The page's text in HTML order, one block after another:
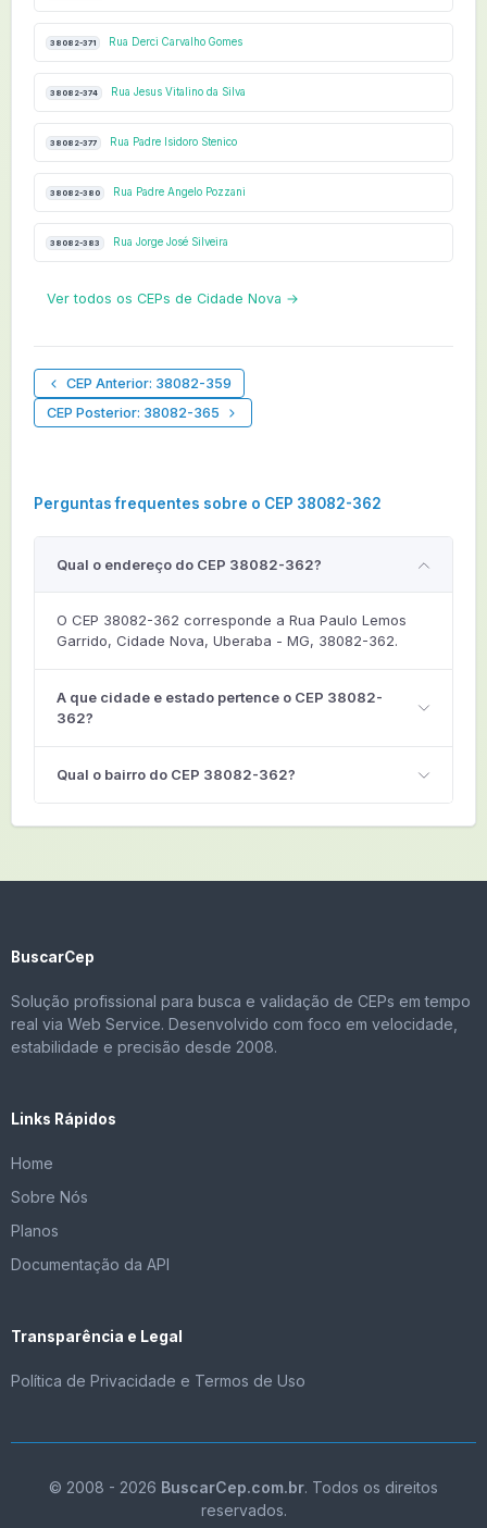
38082-371 Rua Derci Carvalho Gomes
38082-374 Rua Jesus Vitalino da Silva
38082-377 Rua Padre Isidoro Stenico
38082-380 Rua Padre Angelo Pozzani
38082-383 Rua Jorge José Silveira
Ver todos os CEPs de Cidade Nova →
CEP Anterior: 38082-359
CEP Posterior: 38082-365
Perguntas frequentes sobre o CEP 38082-362
Qual o endereço do CEP 38082-362?
O CEP 38082-362 corresponde a Rua Paulo Lemos
Garrido, Cidade Nova, Uberaba - MG, 38082-362.
A que cidade e estado pertence o CEP 38082-
362?
Qual o bairro do CEP 38082-362?
BuscarCep
Solução profissional para busca e validação de CEPs em tempo
real via Web Service. Desenvolvido com foco em velocidade,
estabilidade e precisão desde 2008.
Links Rápidos
Home
Sobre Nós
Planos
Documentação da API
Transparência e Legal
Política de Privacidade e Termos de Uso
© 2008 - 2026 BuscarCep.com.br. Todos os direitos
reservados.